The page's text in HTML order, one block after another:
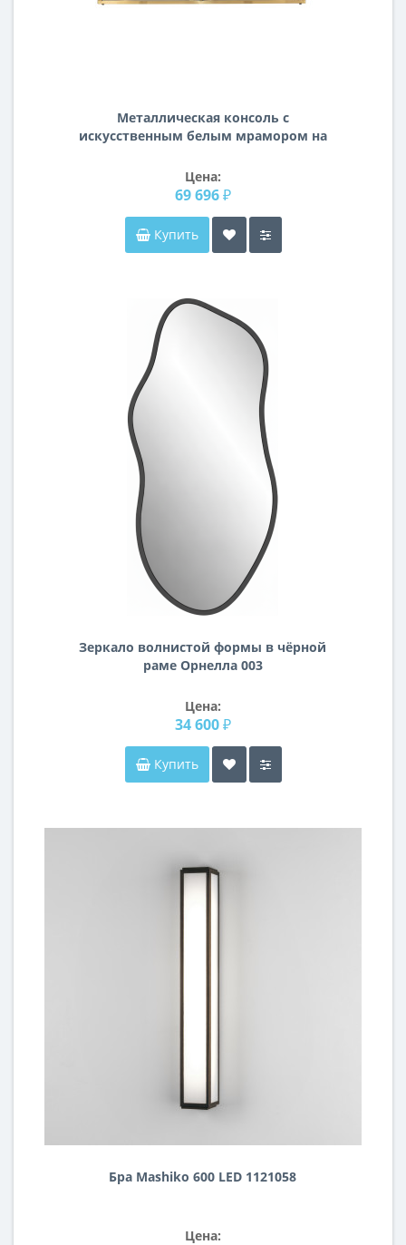
Металлическая консоль с
искусственным белым мрамором на
120*40*78см 47ED-CST026GOLD
Цена:
69 696 ₽
Купить
Зеркало волнистой формы в чёрной
раме Орнелла 003
Цена:
34 600 ₽
Купить
Бра Mashiko 600 LED 1121058
Цена: